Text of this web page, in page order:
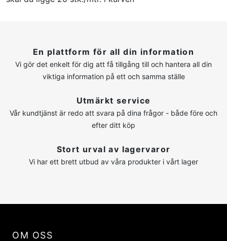
En plattform för all din information
Vi gör det enkelt för dig att få tillgång till och hantera all din
viktiga information på ett och samma ställe
Utmärkt service
Vår kundtjänst är redo att svara på dina frågor - både före och
efter ditt köp
Stort urval av lagervaror
Vi har ett brett utbud av våra produkter i vårt lager
OM OSS